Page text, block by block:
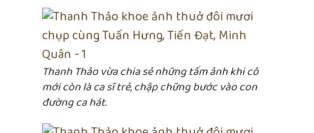
Thanh Thảo vừa chia sẻ những tấm ảnh khi cô
mới còn là ca sĩ trẻ, chập chững bước vào con
đường ca hát.